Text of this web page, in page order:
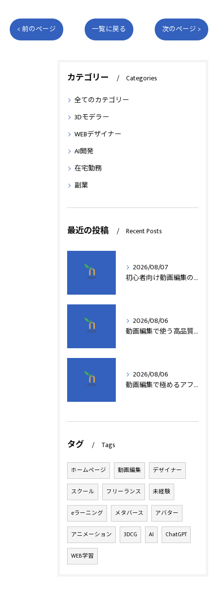
< 前のページ 一覧に戻る 次のページ >
カテゴリー Categories
全てのカテゴリー
3Dモデラー
WEBデザイナー
AI開発
在宅勤務
副業
最近の投稿 Recent Posts
2026/08/07
初心者向け動画編集の簡単テクニック
2026/08/06
動画編集で使う高品質アフターエフェクトテンプレート活用術
2026/08/06
動画編集で極めるアフターエフェクト基本技術
タグ Tags
ホームページ 動画編集 デザイナー
スクール フリーランス 未経験
eラーニング メタバース アバター
アニメーション 3DCG AI ChatGPT
WEB学習